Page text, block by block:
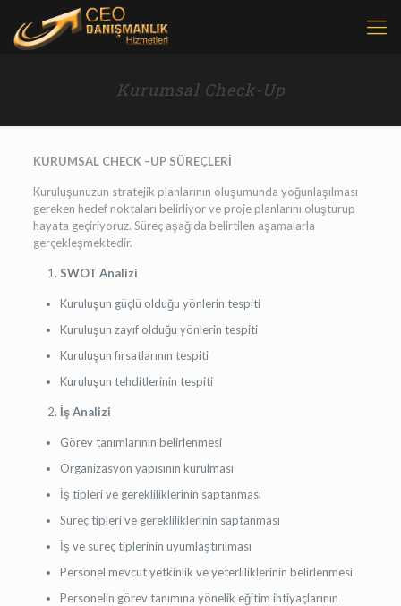
Kurumsal Check-Up
KURUMSAL CHECK –UP SÜREÇLERİ
Kuruluşunuzun stratejik planlarının oluşumunda yoğunlaşılması
gereken hedef noktaları belirliyor ve proje planlarını oluşturup
hayata geçiriyoruz. Süreç aşağıda belirtilen aşamalarla
gerçekleşmektedir.
SWOT Analizi
Kuruluşun güçlü olduğu yönlerin tespiti
Kuruluşun zayıf olduğu yönlerin tespiti
Kuruluşun fırsatlarının tespiti
Kuruluşun tehditlerinin tespiti
İş Analizi
Görev tanımlarının belirlenmesi
Organizasyon yapısının kurulması
İş tipleri ve gerekliliklerinin saptanması
Süreç tipleri ve gerekliliklerinin saptanması
İş ve süreç tiplerinin uyumlaştırılması
Personel mevcut yetkinlik ve yeterliliklerinin belirlenmesi
Personelin görev tanımına yönelik eğitim ihtiyaçlarının